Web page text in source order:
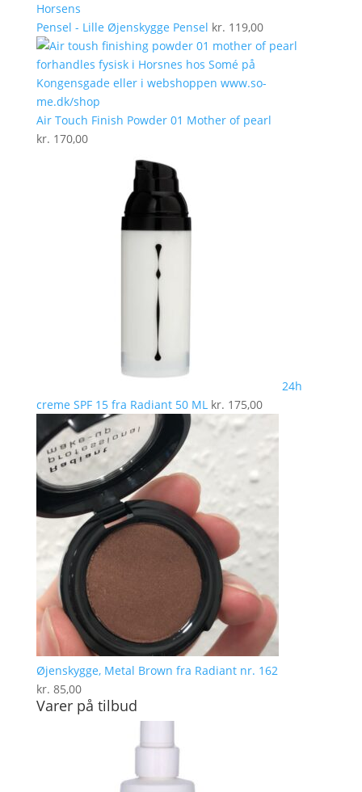
Pensel - Lille Øjenskygge Pensel kr. 119,00
Air Touch Finish Powder 01 Mother of pearl
kr. 170,00
24h
creme SPF 15 fra Radiant 50 ML kr. 175,00
Øjenskygge, Metal Brown fra Radiant nr. 162
kr. 85,00
Varer på tilbud